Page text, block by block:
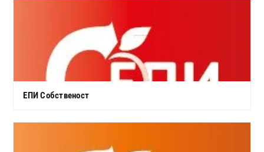
ЕПИ Собственост